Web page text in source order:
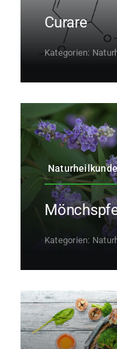
Curare
Kategorien:
Kategorien: